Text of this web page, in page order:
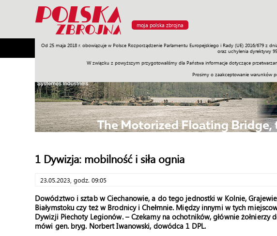
moja polska zbrojna
Od 25 maja 2018 r. obowiązuje w Polsce Rozporządzenie Parlamentu Europejskiego i Rady (UE) 2016/679
oraz uchylenia dyrektywy
W związku z powyższym przygotowaliśmy dla Państwa informacje dotyczące
Prosimy o zaakceptowanie warunków
Armia Poligon Sprzęt Misje Polityka Prawo Świat
1 Dywizja: mobilność i siła ognia
23.05.2023, godz. 09:05
Dowództwo i sztab w Ciechanowie, a do tego jednostki w Kolnie,
Białymstoku czy też w Brodnicy i Chełmnie. Między innymi w tych
Dywizji Piechoty Legionów. – Czekamy na ochotników, głównie żołnierzy
mówi gen. bryg. Norbert Iwanowski, dowódca 1 DPL.